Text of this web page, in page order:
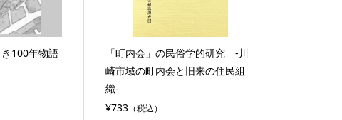
100年物語
「町内会」の民俗学的研究 -川
崎市域の町内会と旧来の住民組
織-
¥733 （税込）